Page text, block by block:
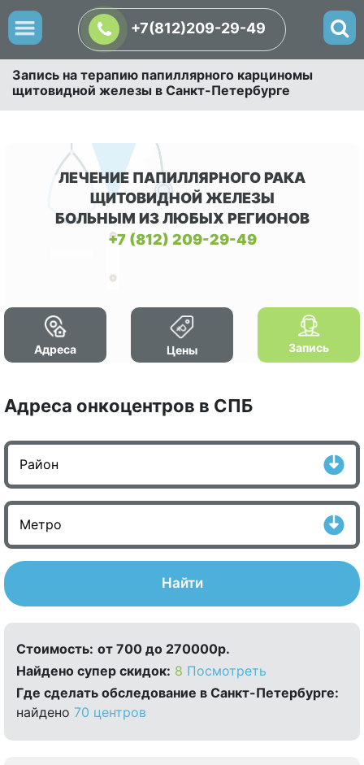
+7(812)209-29-49
Запись на терапию папиллярного карциномы
щитовидной железы в Санкт-Петербурге
ЛЕЧЕНИЕ ПАПИЛЛЯРНОГО РАКА
ЩИТОВИДНОЙ ЖЕЛЕЗЫ
БОЛЬНЫМ ИЗ ЛЮБЫХ РЕГИОНОВ
+7 (812) 209-29-49
Адреса Цены Запись
Адреса онкоцентров в СПБ
Найти
Стоимость: от 700 до 270000р.
Найдено cупер скидок: 8 Посмотреть
Где сделать обследование в Санкт-Петербурге:
найдено 70 центров